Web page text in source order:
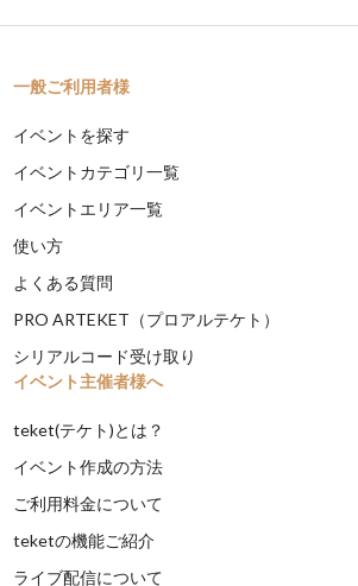
一般ご利用者様
イベントを探す
イベントカテゴリ一覧
イベントエリア一覧
使い方
よくある質問
PRO ARTEKET（プロアルテケト）
シリアルコード受け取り
イベント主催者様へ
teket(テケト)とは？
イベント作成の方法
ご利用料金について
teketの機能ご紹介
ライブ配信について